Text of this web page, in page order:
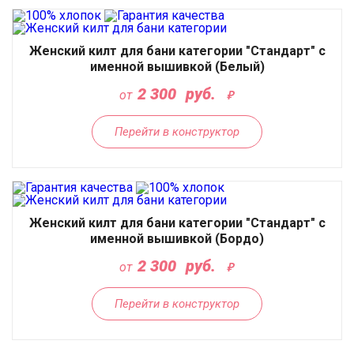
Женский килт для бани категории "Стандарт" с
именной вышивкой (Белый)
от 2 300 руб.
Перейти в конструктор
Женский килт для бани категории "Стандарт" с
именной вышивкой (Бордо)
от 2 300 руб.
Перейти в конструктор